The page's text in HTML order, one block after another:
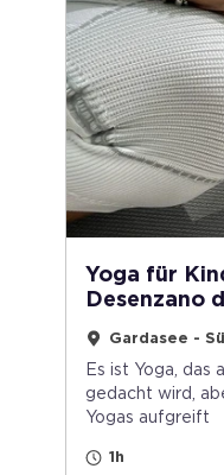
Yoga für
Desenzano
Gardasee -
Es ist Yoga, das
gedacht wird,
Yogas aufgreift
1h